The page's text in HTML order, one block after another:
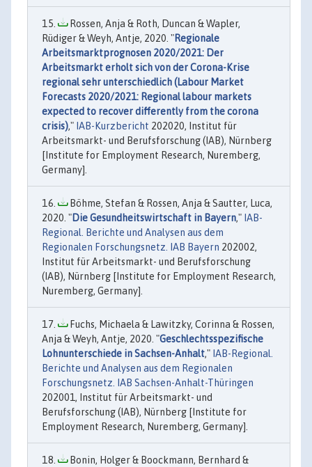
Rossen, Anja & Roth, Duncan & Wapler,
Rüdiger & Weyh, Antje, 2020. "Regionale
Arbeitsmarktprognosen 2020/2021: Der
Arbeitsmarkt erholt sich von der Corona-Krise
regional sehr unterschiedlich (Labour Market
Forecasts 2020/2021: Regional labour markets
expected to recover differently from the corona
crisis)," IAB-Kurzbericht 202020, Institut für
Arbeitsmarkt- und Berufsforschung (IAB), Nürnberg
[Institute for Employment Research, Nuremberg,
Germany].
Böhme, Stefan & Rossen, Anja & Sautter, Luca,
2020. "Die Gesundheitswirtschaft in Bayern," IAB-
Regional. Berichte und Analysen aus dem
Regionalen Forschungsnetz. IAB Bayern 202002,
Institut für Arbeitsmarkt- und Berufsforschung
(IAB), Nürnberg [Institute for Employment Research,
Nuremberg, Germany].
Fuchs, Michaela & Lawitzky, Corinna & Rossen,
Anja & Weyh, Antje, 2020. "Geschlechtsspezifische
Lohnunterschiede in Sachsen-Anhalt," IAB-Regional.
Berichte und Analysen aus dem Regionalen
Forschungsnetz. IAB Sachsen-Anhalt-Thüringen
202001, Institut für Arbeitsmarkt- und
Berufsforschung (IAB), Nürnberg [Institute for
Employment Research, Nuremberg, Germany].
Bonin, Holger & Boockmann, Bernhard &